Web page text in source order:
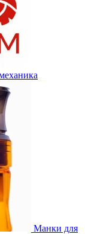
Манки для